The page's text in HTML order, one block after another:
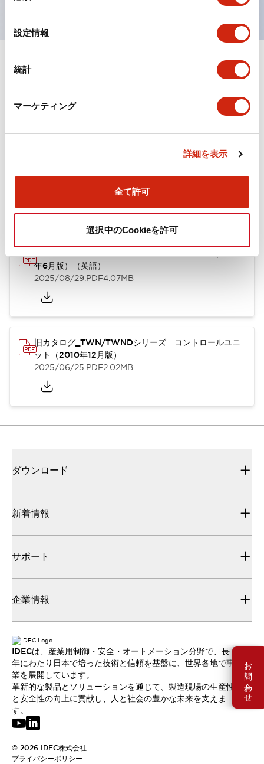
設定情報
統計
マーケティング
詳細を表示
全て許可
選択中のCookieを許可
お問い合わせ
ドキュメントとファイル
年6月版）（日本語）
4.92MB
年6月版）（英語）
2025/08/29.PDF4.07MB
旧カタログ_TWN/TWNDシリーズ コントロールユニ
ット（2010年12月版）
2025/06/25.PDF2.02MB
ダウンロード
新着情報
サポート
企業情報
IDECは、産業用制御・安全・オートメーション分野で、長
年にわたり日本で培った技術と信頼を基盤に、世界各地で事
業を展開しています。
革新的な製品とソリューションを通じて、製造現場の生産性
と安全性の向上に貢献し、人と社会の豊かな未来を支えま
す。
© 2026 IDEC株式会社
プライバシーポリシー